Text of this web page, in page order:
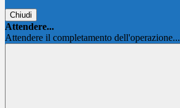
Chiudi
Attendere...
Attendere il completamento dell'operazione...